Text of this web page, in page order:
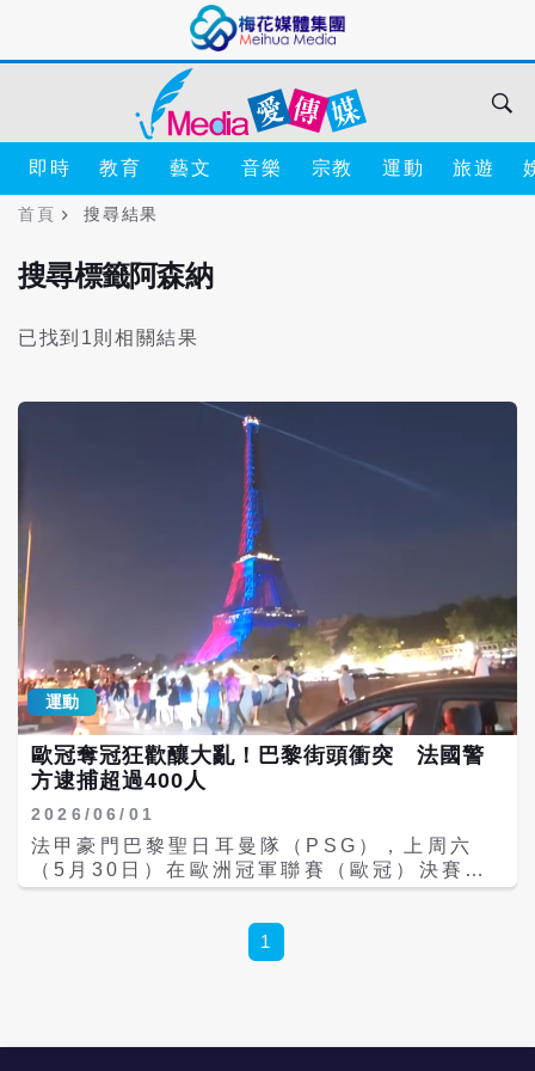
即時 教育 藝文 音樂 宗教 運動 旅遊
首頁 搜尋結果
搜尋標籤阿森納
已找到1則相關結果
運動
歐冠奪冠狂歡釀大亂！巴黎街頭衝突 法國警
方逮捕超過400人
2026/06/01
法甲豪門巴黎聖日耳曼隊（PSG），上周六
（5月30日）在歐洲冠軍聯賽（歐冠）決賽
中，以互射12碼擊敗英超勁旅阿森納
祝活動嚴重失控，在巴黎街頭引發大規模暴動
衝突，警方已逮捕超過400人。 Hundreds
1